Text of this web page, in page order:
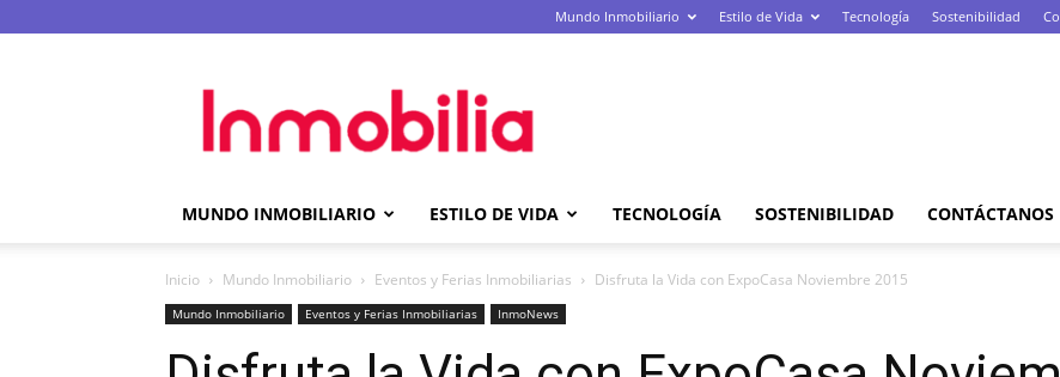
Mundo Inmobiliario Estilo de Vida Tecnología Sostenibilidad
MUNDO INMOBILIARIO ESTILO DE VIDA TECNOLOGÍA SOSTENIBILIDAD CONTÁCTANOS
Inicio Mundo Inmobiliario Eventos y Ferias Inmobiliarias Disfruta la Vida con ExpoCasa Noviembre 2015
Mundo Inmobiliario Eventos y Ferias Inmobiliarias InmoNews